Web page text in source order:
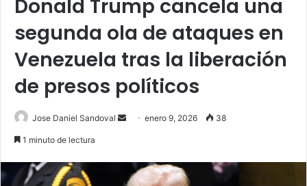
Donald Trump cancela una
segunda ola de ataques en
Venezuela tras la liberación
de presos políticos
Jose Daniel Sandoval
Sendenero 9, 2026 38
1 minuto de lectura